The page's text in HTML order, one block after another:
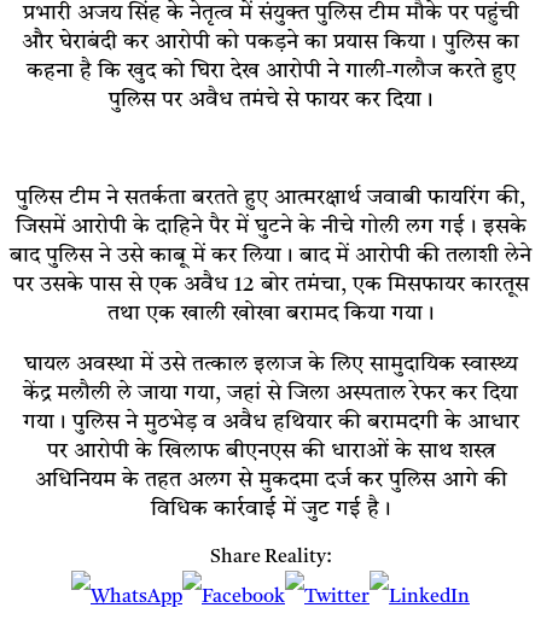
प्रभारी अजय सिंह के नेतृत्व में संयुक्त पुलिस टीम मौके पर पहुंची
और घेराबंदी कर आरोपी को पकड़ने का प्रयास किया। पुलिस का
कहना है कि खुद को घिरा देख आरोपी ने गाली-गलौज करते हुए
पुलिस पर अवैध तमंचे से फायर कर दिया।
पुलिस टीम ने सतर्कता बरतते हुए आत्मरक्षार्थ जवाबी फायरिंग की,
जिसमें आरोपी के दाहिने पैर में घुटने के नीचे गोली लग गई। इसके
बाद पुलिस ने उसे काबू में कर लिया। बाद में आरोपी की तलाशी लेने
पर उसके पास से एक अवैध 12 बोर तमंचा, एक मिसफायर कारतूस
तथा एक खाली खोखा बरामद किया गया।
घायल अवस्था में उसे तत्काल इलाज के लिए सामुदायिक स्वास्थ्य
केंद्र मलौली ले जाया गया, जहां से जिला अस्पताल रेफर कर दिया
गया। पुलिस ने मुठभेड़ व अवैध हथियार की बरामदगी के आधार
पर आरोपी के खिलाफ बीएनएस की धाराओं के साथ शस्त्र
अधिनियम के तहत अलग से मुकदमा दर्ज कर पुलिस आगे की
विधिक कार्रवाई में जुट गई है।
Share Reality: